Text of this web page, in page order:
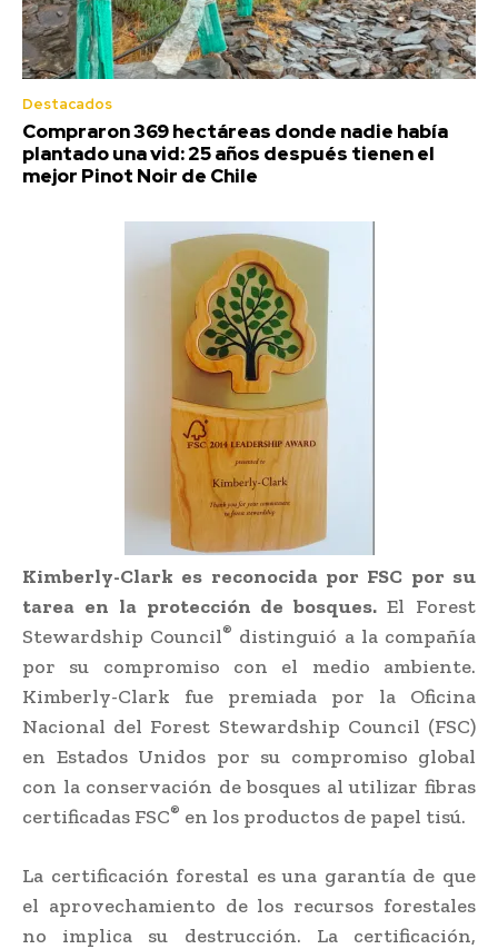
Destacados
Compraron 369 hectáreas donde nadie había
plantado una vid: 25 años después tienen el
mejor Pinot Noir de Chile
Kimberly-Clark es reconocida por FSC por su
tarea en la protección de bosques.El Forest
Stewardship Council® distinguió a la compañía
por su compromiso con el medio ambiente.
Kimberly-Clark fue premiada por la Oficina
Nacional del Forest Stewardship Council (FSC)
en Estados Unidos por su compromiso global
con la conservación de bosques al utilizar fibras
certificadas FSC® en los productos de papel tisú.
La certificación forestal es una garantía de que
el aprovechamiento de los recursos forestales
no implica su destrucción. La certificación,